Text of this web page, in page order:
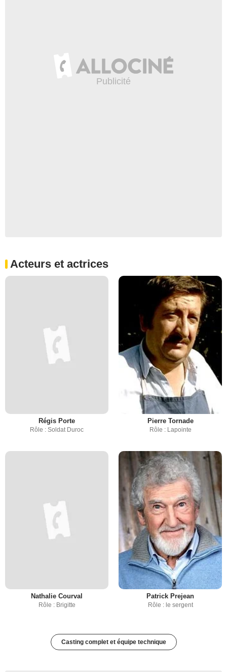
Acteurs et actrices
Régis Porte
Rôle : Soldat Duroc
Pierre Tornade
Rôle : Lapointe
Nathalie Courval
Rôle : Brigitte
Patrick Prejean
Rôle : le sergent
Casting complet et équipe technique